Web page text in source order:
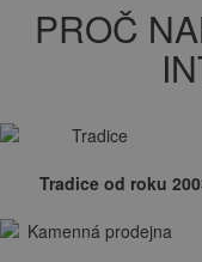
PROČ
Tradice od roku